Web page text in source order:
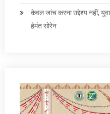
केवल जांच करना उद्देश्‍य नहीं,
हेमंत सोरेन